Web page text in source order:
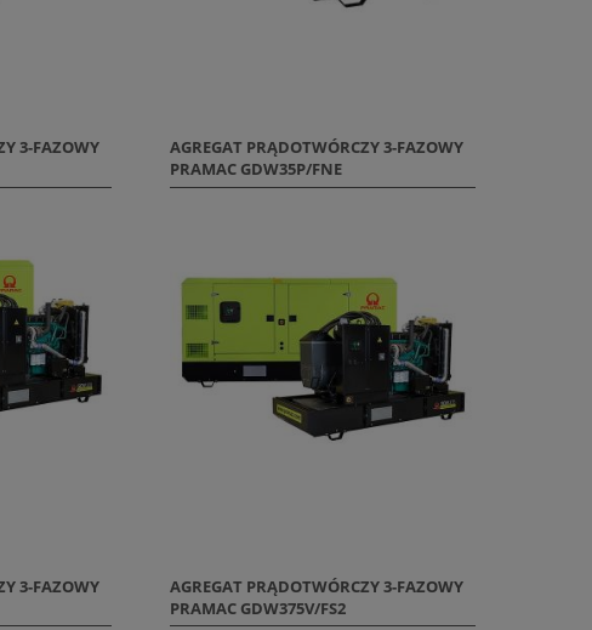
3-FAZOWY
AGREGAT PRĄDOTWÓRCZY 3-FAZOWY
PRAMAC GDW35P/FNE
3-FAZOWY
AGREGAT PRĄDOTWÓRCZY 3-FAZOWY
PRAMAC GDW375V/FS2